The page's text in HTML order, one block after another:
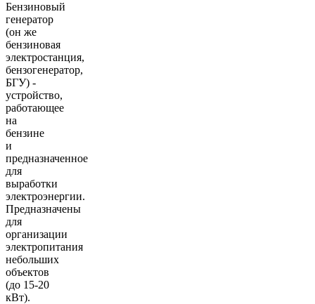
Бензиновый
генератор
(он же
бензиновая
электростанция,
бензогенератор,
БГУ) -
устройство,
работающее
на
бензине
и
предназначенное
для
выработки
электроэнергии.
Предназначены
для
организации
электропитания
небольших
объектов
(до 15-20
кВт).